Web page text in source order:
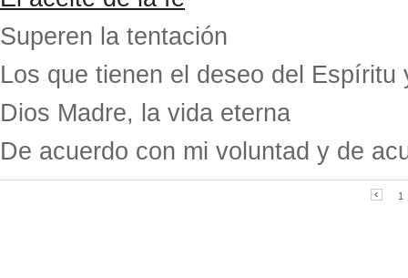
Superen la tentación
Los que tienen el deseo del
Dios Madre, la vida eterna
De acuerdo con mi voluntad y de
1